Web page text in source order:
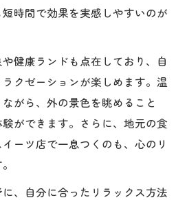
時間で効果を実感しやすいのが
健康ランドも点在しており、自
クゼーションが楽しめます。温
がら、外の景色を眺めること
ができます。さらに、地元の食
ーツ店で一息つくのも、心のリ
、自分に合ったリラックス方法